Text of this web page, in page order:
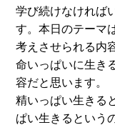
学び続けなければ
す。本日のテーマ
考えさせられる内
命いっぱいに生き
容だと思います。
精いっぱい生きる
ぱい生きるという